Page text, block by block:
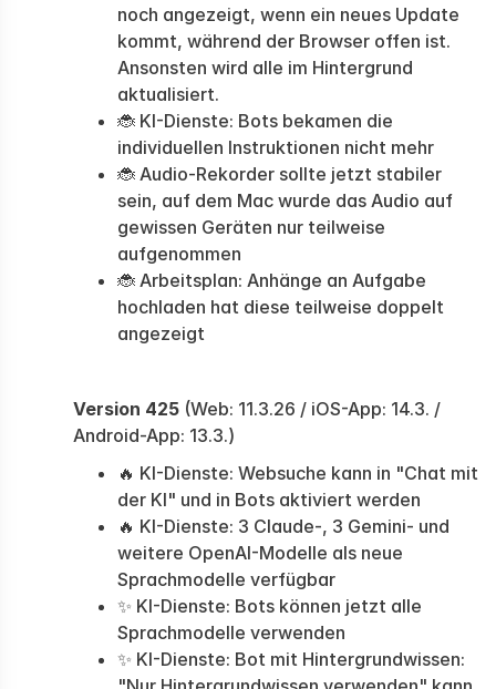
noch angezeigt, wenn ein neues Update
kommt, während der Browser offen ist.
Ansonsten wird alle im Hintergrund
aktualisiert.
🐞 KI-Dienste: Bots bekamen die
individuellen Instruktionen nicht mehr
🐞 Audio-Rekorder sollte jetzt stabiler
sein, auf dem Mac wurde das Audio auf
gewissen Geräten nur teilweise
aufgenommen
🐞 Arbeitsplan: Anhänge an Aufgabe
hochladen hat diese teilweise doppelt
angezeigt
Version 425 (Web: 11.3.26 / iOS-App: 14.3. /
Android-App: 13.3.)
🔥 KI-Dienste: Websuche kann in "Chat mit
der KI" und in Bots aktiviert werden
🔥 KI-Dienste: 3 Claude-, 3 Gemini- und
weitere OpenAI-Modelle als neue
Sprachmodelle verfügbar
✨ KI-Dienste: Bots können jetzt alle
Sprachmodelle verwenden
✨ KI-Dienste: Bot mit Hintergrundwissen: